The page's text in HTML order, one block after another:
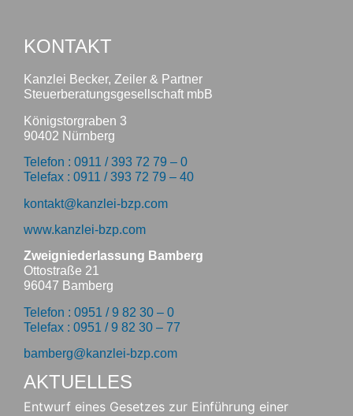
KONTAKT
Kanzlei Becker, Zeiler & Partner
Steuerberatungsgesellschaft mbB
Königstorgraben 3
90402 Nürnberg
Telefon : 0911 / 393 72 79 – 0
Telefax : 0911 / 393 72 79 – 40
kontakt@kanzlei-bzp.com
www.kanzlei-bzp.com
Zweigniederlassung Bamberg
Ottostraße 21
96047 Bamberg
Telefon : 0951 / 9 82 30 – 0
Telefax : 0951 / 9 82 30 – 77
bamberg@kanzlei-bzp.com
AKTUELLES
Entwurf eines Gesetzes zur Einführung einer